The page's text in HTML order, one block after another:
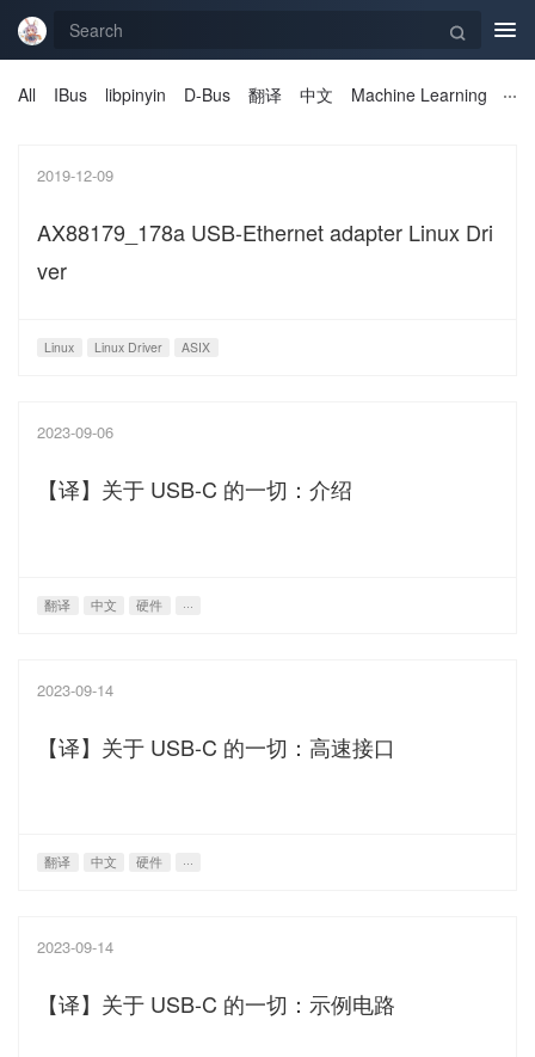
All
IBus libpinyin D-Bus 翻译 中文 Machine Learning
2019-12-09
AX88179_178a USB-Ethernet adapter Linux Dri
ver
Linux Linux Driver ASIX
2023-09-06
【译】关于 USB-C 的一切：介绍
翻译 中文 硬件 ···
2023-09-14
【译】关于 USB-C 的一切：高速接口
翻译 中文 硬件 ···
2023-09-14
【译】关于 USB-C 的一切：示例电路